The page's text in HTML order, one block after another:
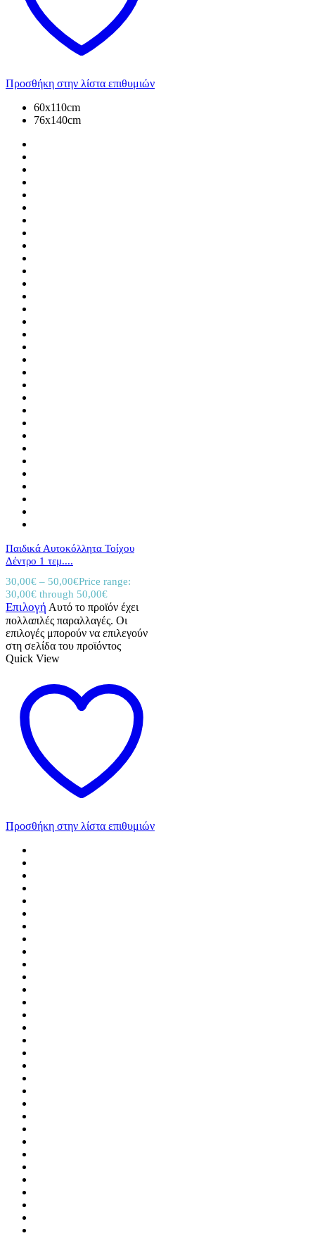
Προσθήκη στην λίστα επιθυμιών
60x110cm
76x140cm
Παιδικά Αυτοκόλλητα Τοίχου
Δέντρο 1 τεμ....
30,00€ – 50,00€Price range:
30,00€ through 50,00€
Επιλογή Αυτό το προϊόν έχει
πολλαπλές παραλλαγές. Οι
επιλογές μπορούν να επιλεγούν
στη σελίδα του προϊόντος
Quick View
Προσθήκη στην λίστα επιθυμιών